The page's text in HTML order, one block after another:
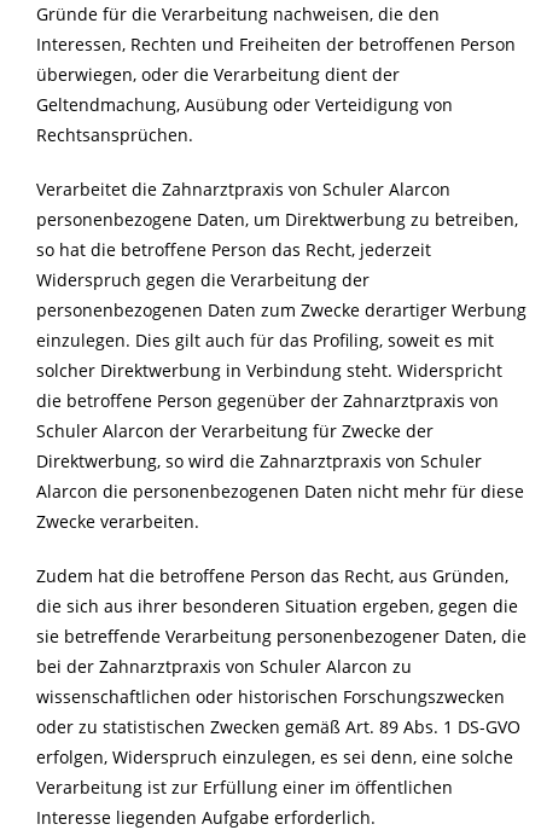
Gründe für die Verarbeitung nachweisen, die den
Interessen, Rechten und Freiheiten der betroffenen Person
überwiegen, oder die Verarbeitung dient der
Geltendmachung, Ausübung oder Verteidigung von
Rechtsansprüchen.
Verarbeitet die Zahnarztpraxis von Schuler Alarcon
personenbezogene Daten, um Direktwerbung zu betreiben,
so hat die betroffene Person das Recht, jederzeit
Widerspruch gegen die Verarbeitung der
personenbezogenen Daten zum Zwecke derartiger Werbung
einzulegen. Dies gilt auch für das Profiling, soweit es mit
solcher Direktwerbung in Verbindung steht. Widerspricht
die betroffene Person gegenüber der Zahnarztpraxis von
Schuler Alarcon der Verarbeitung für Zwecke der
Direktwerbung, so wird die Zahnarztpraxis von Schuler
Alarcon die personenbezogenen Daten nicht mehr für diese
Zwecke verarbeiten.
Zudem hat die betroffene Person das Recht, aus Gründen,
die sich aus ihrer besonderen Situation ergeben, gegen die
sie betreffende Verarbeitung personenbezogener Daten, die
bei der Zahnarztpraxis von Schuler Alarcon zu
wissenschaftlichen oder historischen Forschungszwecken
oder zu statistischen Zwecken gemäß Art. 89 Abs. 1 DS-GVO
erfolgen, Widerspruch einzulegen, es sei denn, eine solche
Verarbeitung ist zur Erfüllung einer im öffentlichen
Interesse liegenden Aufgabe erforderlich.